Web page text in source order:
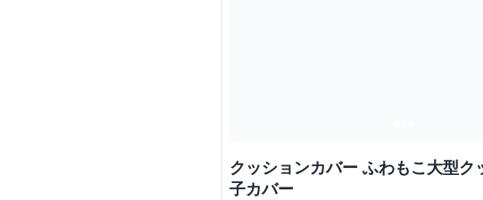
クッションカバー ふわもこ大型クッション座椅
子カバー